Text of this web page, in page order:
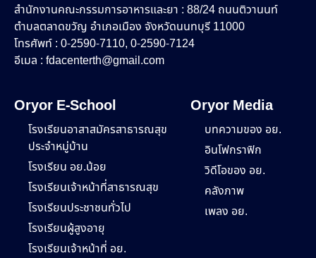
สำนักงานคณะกรรมการอาหารและยา : 88/24 ถนนติวานนท์
ตำบลตลาดขวัญ อำเภอเมือง จังหวัดนนทบุรี 11000
โทรศัพท์ : 0-2590-7110, 0-2590-7124
อีเมล : fdacenterth@gmail.com
Oryor E-School
โรงเรียนอาสาสมัครสาธารณสุข
ประจำหมู่บ้าน
โรงเรียน อย.น้อย
โรงเรียนเจ้าหน้าที่สาธารณสุข
โรงเรียนประชาชนทั่วไป
โรงเรียนผู้สูงอายุ
โรงเรียนเจ้าหน้าที่ อย.
Oryor Media
บทความของ อย.
อินโฟกราฟิก
วิดีโอของ อย.
คลังภาพ
เพลง อย.